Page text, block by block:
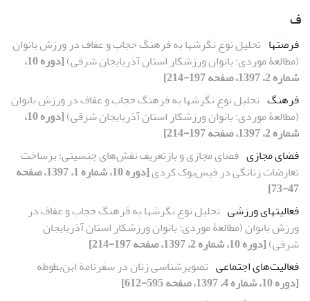
ف
فرصت‏ها تحلیل نوع نگرش‏ها به فرهنگ‏ حجاب و عفاف در ورزش ‏بانوان
(مطالعۀ موردی: بانوان ورزشکار استان آذربایجان شرقی)
[دوره 10،
شماره 2، 1397، صفحه 197-214]
فرهنگ‏ تحلیل نوع نگرش‏ها به فرهنگ‏ حجاب و عفاف در ورزش ‏بانوان
(مطالعۀ موردی: بانوان ورزشکار استان آذربایجان شرقی)
[دوره 10،
شماره 2، 1397، صفحه 197-214]
فضای مجازی فضای مجازی و بازتعریف نقش‌های جنسیتی؛ برساخت
تعارضات زنانگی در فیس‌بوک کردی
[دوره 10، شماره 1، 1397، صفحه
47-73]
فعالیت‏های ورزشی تحلیل نوع نگرش‏ها به فرهنگ‏ حجاب و عفاف در
ورزش ‏بانوان (مطالعۀ موردی: بانوان ورزشکار استان آذربایجان
شرقی)[دوره 10، شماره 2، 1397، صفحه 197-214]
فعالیت‌های اجتماعی تصویرشناسی زنان در سفرنامة ابن‌بطوطه
[دوره 10، شماره 4، 1397، صفحه 595-612]